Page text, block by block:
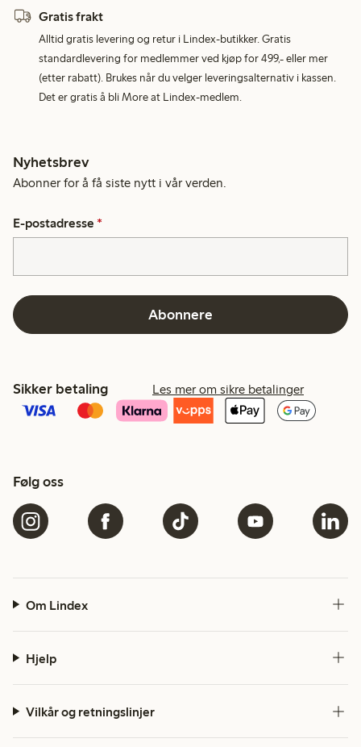
Gratis frakt
Alltid gratis levering og retur i Lindex-butikker. Gratis
standardlevering for medlemmer ved kjøp for 499,- eller mer
(etter rabatt). Brukes når du velger leveringsalternativ i kassen.
Det er gratis å bli More at Lindex-medlem.
Nyhetsbrev
Abonner for å få siste nytt i vår verden.
E-postadresse *
Abonnere
Sikker betaling Les mer om sikre betalinger
Følg oss
Om Lindex
Hjelp
Vilkår og retningslinjer